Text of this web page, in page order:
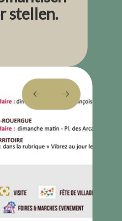
stellen.
weg met z'n